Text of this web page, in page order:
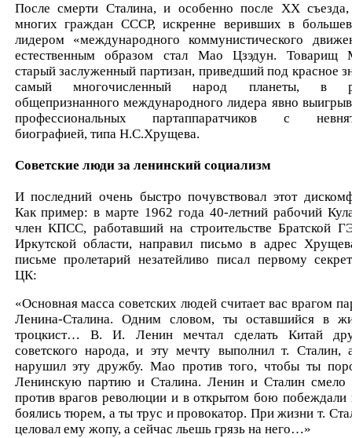
После смерти Сталина, и особенно после XX
многих граждан СССР, искренне веривших в
лидером «международного коммунистического
естественным образом стал Мао Цзэдун. Товарищ
старый заслуженный партизан, приведший под красное
самый многочисленный народ планеты, в
общепризнанного международного лидера явно
профессиональных партаппаратчиков с
биографией, типа Н.С.Хрущева.
Советские люди за ленинский социализм
И последний очень быстро почувствовал этот
Как пример: в марте 1962 года 40-летний рабочий
член КПСС, работавший на строительстве Братской
Иркутской области, направил письмо в адрес
письме пролетарий незатейливо писал первому
ЦК:
«Основная масса советских людей считает вас врагом
Ленина-Сталина. Одним словом, ты оставшийся в
троцкист… В. И. Ленин мечтал сделать Китай
советского народа, и эту мечту выполнил т. Сталин,
нарушил эту дружбу. Мао против того, чтобы ты
Ленинскую партию и Сталина. Ленин и Сталин
против врагов революции и в открытом бою побеждали
боялись тюрем, а ты трус и провокатор. При жизни т.
целовал ему жопу, а сейчас льешь грязь на него…»